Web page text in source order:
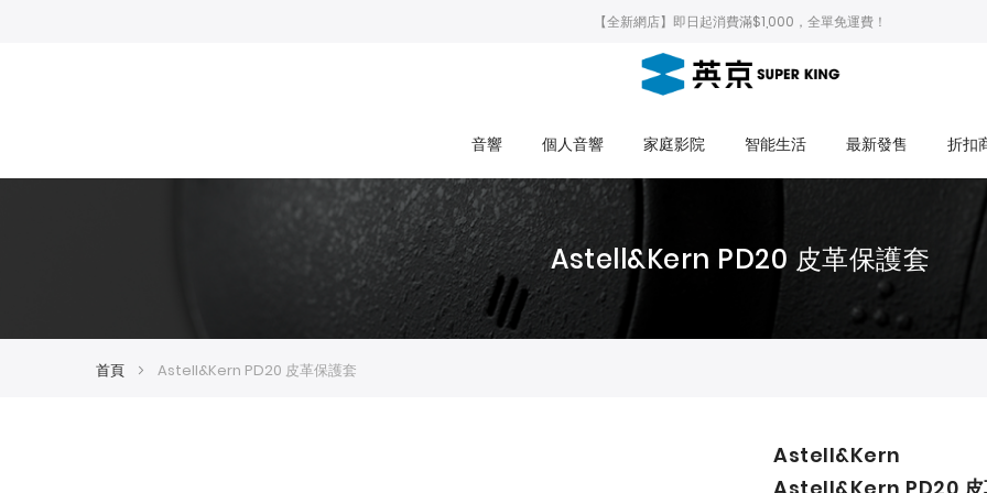
【全新網店】即日起消費滿$1,000，全單免運費！
音響 個人音響 家庭影院 智能生活 最新發售 折扣
Astell&Kern PD20 皮革保護套
首頁 Astell&Kern PD20 皮革保護套
Astell&Kern